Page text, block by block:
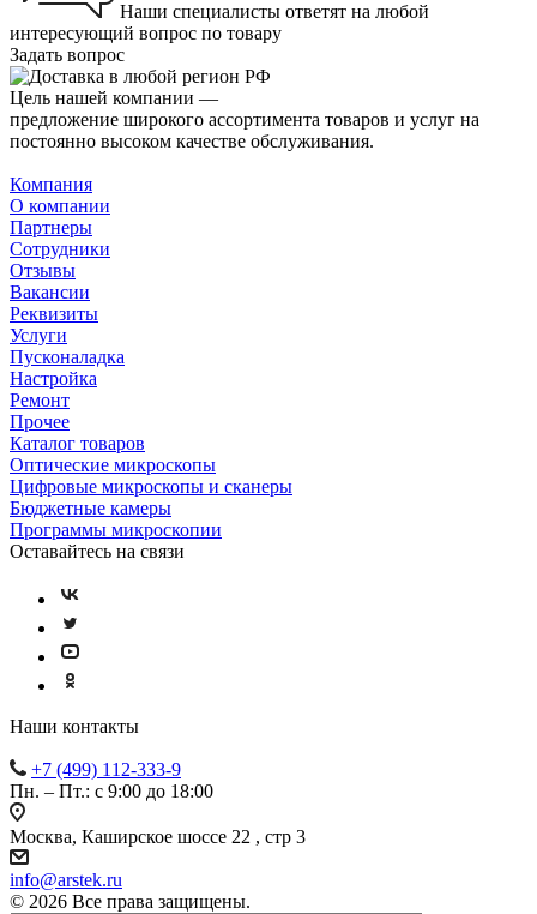
Наши специалисты ответят на любой
интересующий вопрос по товару
Задать вопрос
Цель нашей компании —
предложение широкого ассортимента товаров и услуг на
постоянно высоком качестве обслуживания.
Компания
О компании
Партнеры
Сотрудники
Отзывы
Вакансии
Реквизиты
Услуги
Пусконаладка
Настройка
Ремонт
Прочее
Каталог товаров
Оптические микроскопы
Цифровые микроскопы и сканеры
Бюджетные камеры
Программы микроскопии
Оставайтесь на связи
Наши контакты
+7 (499) 112-333-9
Пн. – Пт.: с 9:00 до 18:00
Москва, Каширское шоссе 22 , стр 3
info@arstek.ru
© 2026 Все права защищены.